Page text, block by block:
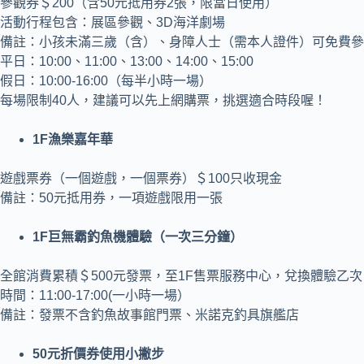
活動行程包含：展區參觀、3D海洋劇場
備註：小孩未滿三歲（含）、身障人士（需本人證件）可免費
平日：10:00、11:00、13:00、14:00、15:00
假日：10:00-16:00（每半小時一場）
每場限制40人，建議可以先上網購票，挑選適合時段喔！
1F漁樂嘉年華
遊戲票券（一個遊戲，一個票券）＄100只收現金
備註：50元抵用券，一項遊戲限用一張
1F巨無霸釣魚機體驗（一次三分鐘）
全館消費累積＄500元發票，至1F售票服務中心，兌換體驗乙
時間：11:00-17:00(一小時一場）
備註：發票不含釣魚故事館門票、米諾克釣具旗艦店
50元折價券使用小撇步